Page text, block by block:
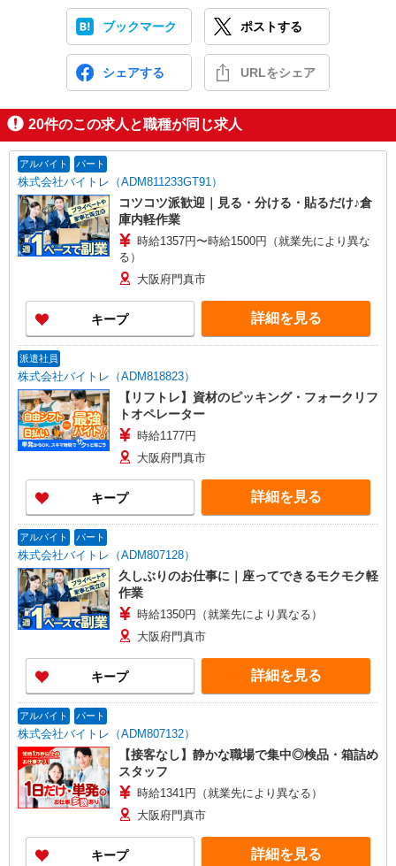
ブックマーク ポストする
シェアする URLをシェア
20件のこの求人と職種が同じ求人
アルバイト パート
株式会社バイトレ（ADM811233GT91）
コツコツ派歓迎｜見る・分ける・貼るだけ♪倉
庫内軽作業
時給1357円〜時給1500円（就業先により異な
る）
大阪府門真市
キープ 詳細を見る
派遣社員
株式会社バイトレ（ADM818823）
【リフトレ】資材のピッキング・フォークリフ
トオペレーター
時給1177円
大阪府門真市
キープ 詳細を見る
アルバイト パート
株式会社バイトレ（ADM807128）
久しぶりのお仕事に｜座ってできるモクモク軽
作業
時給1350円（就業先により異なる）
大阪府門真市
キープ 詳細を見る
アルバイト パート
株式会社バイトレ（ADM807132）
【接客なし】静かな職場で集中◎検品・箱詰め
スタッフ
時給1341円（就業先により異なる）
大阪府門真市
キープ 詳細を見る